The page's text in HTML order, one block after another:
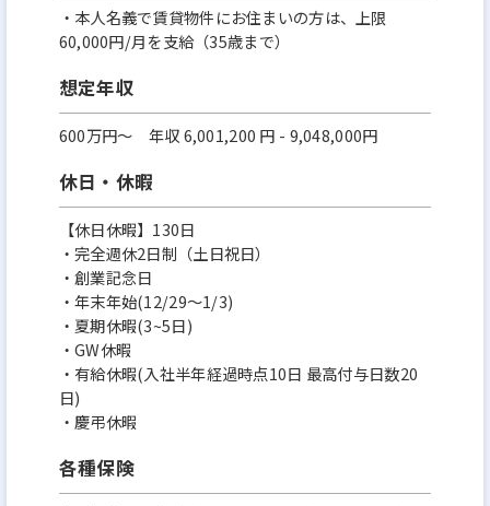
・本人名義で賃貸物件にお住まいの方は、上限
60,000円/月を支給（35歳まで）
想定年収
600万円〜 年収 6,001,200 円 - 9,048,000円
休日・休暇
【休日休暇】130日
・完全週休2日制（土日祝日）
・創業記念日
・年末年始(12/29～1/3)
・夏期休暇(3~5日)
・GW休暇
・有給休暇(入社半年経過時点10日 最高付与日数20
日)
・慶弔休暇
各種保険